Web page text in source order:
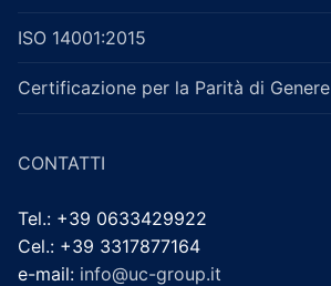
ISO 14001:2015
Certificazione per la Parità di Genere
CONTATTI
Tel.: +39 0633429922
Cel.: +39 3317877164
e-mail: info@uc-group.it